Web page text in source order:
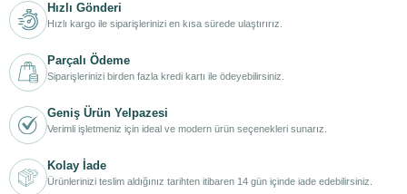
Hızlı Gönderi
Hızlı kargo ile siparişlerinizi en kısa sürede ulaştırırız.
Parçalı Ödeme
Siparişlerinizi birden fazla kredi kartı ile ödeyebilirsiniz.
Geniş Ürün Yelpazesi
Verimli işletmeniz için ideal ve modern ürün seçenekleri sunarız.
Kolay İade
Ürünlerinizi teslim aldığınız tarihten itibaren 14 gün içinde iade edebilirsiniz.